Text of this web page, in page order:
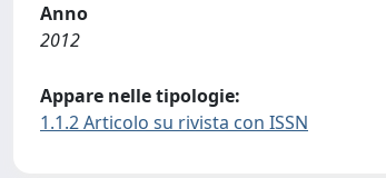
Anno
2012
Appare nelle tipologie:
1.1.2 Articolo su rivista con ISSN